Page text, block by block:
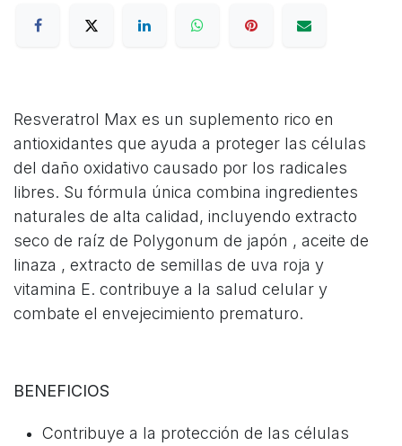
Resveratrol Max es un suplemento rico en
antioxidantes que ayuda a proteger las células
del daño oxidativo causado por los radicales
libres. Su fórmula única combina ingredientes
naturales de alta calidad, incluyendo extracto
seco de raíz de Polygonum de japón , aceite de
linaza , extracto de semillas de uva roja y
vitamina E. contribuye a la salud celular y
combate el envejecimiento prematuro.
BENEFICIOS
Contribuye a la protección de las células